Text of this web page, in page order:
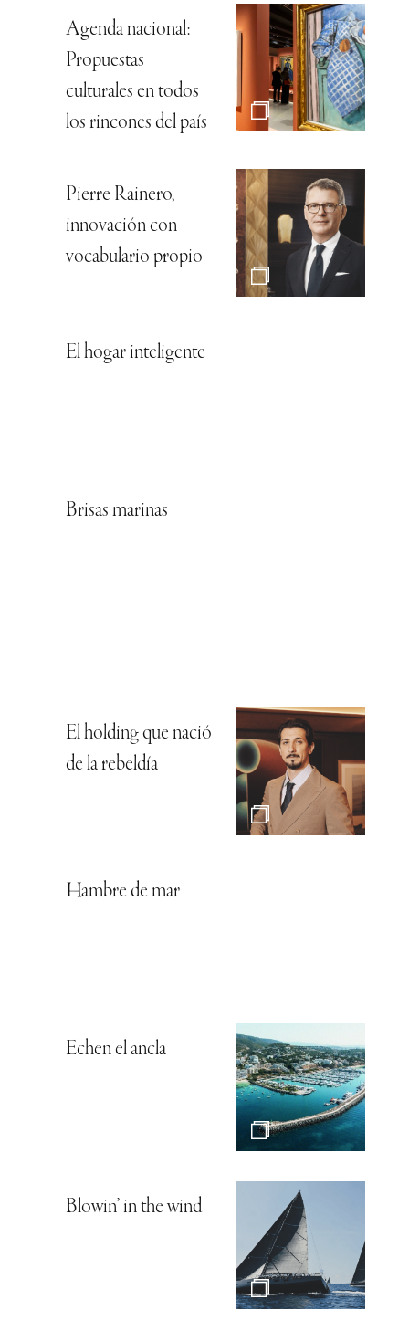
Agenda nacional:
Propuestas
culturales en todos
los rincones del país
Pierre Rainero,
innovación con
vocabulario propio
El hogar inteligente
Brisas marinas
El holding que nació
de la rebeldía
Hambre de mar
Echen el ancla
Blowin’ in the wind